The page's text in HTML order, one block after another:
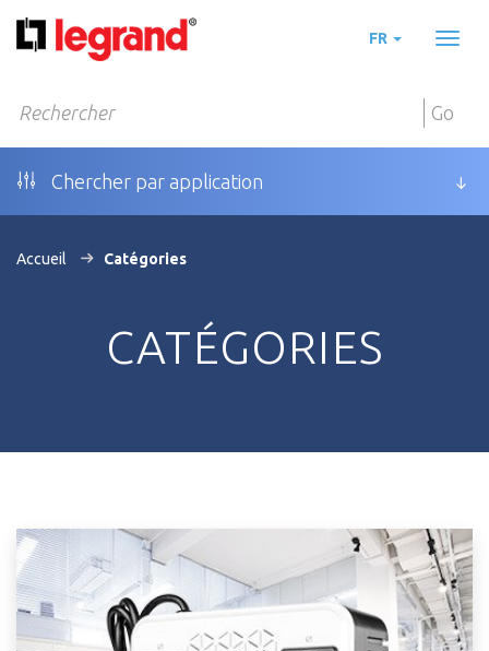
FR
Go
Chercher par application
Accueil Catégories
CATÉGORIES